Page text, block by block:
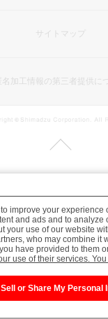
サイトマップ
名加工情報の第三者提供に
improve your experience
and ads and to analyze
your use of our website
who may combine it
have provided to them
use of their services.
Sell or Share My
settings on our
Sell or Share My Personal